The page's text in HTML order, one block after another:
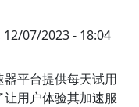
12/07/2023 - 18:04
平台提供每天试用
用户体验其加速服